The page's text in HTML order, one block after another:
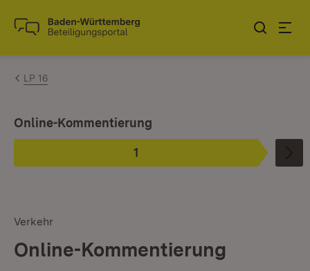
Zum Inhalt springen
Link zur Startseite
LP 16
Phase
1
:
Ist ausgewählt.
Online-Kommentierung
Verkehr
Online-Kommentierung